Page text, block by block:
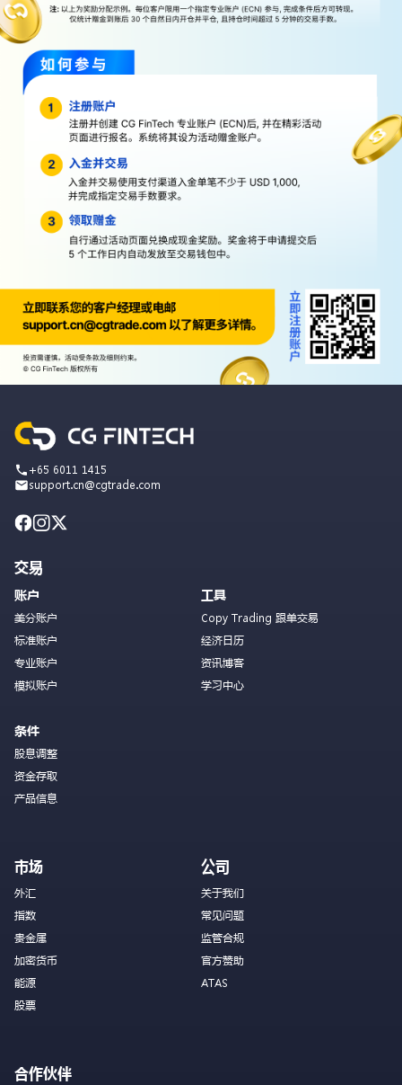
+65 6011 1415
support.cn@cgtrade.com
交易
账户
美分账户
标准账户
专业账户
模拟账户
条件
股息调整
资金存取
产品信息
工具
Copy Trading 跟单交易
经济日历
资讯博客
学习中心
市场
外汇
指数
贵金属
加密货币
能源
股票
公司
关于我们
常见问题
监管合规
官方赞助
ATAS
合作伙伴